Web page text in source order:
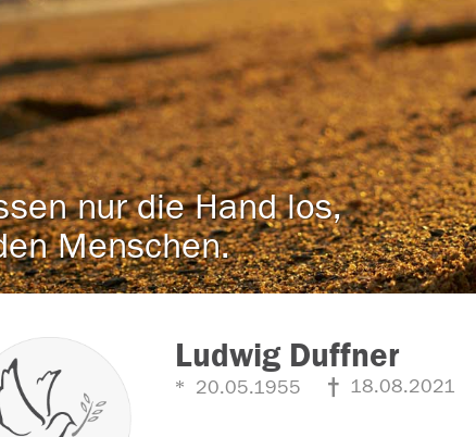
nur die Hand los,
Menschen.
Ludwig Duffner
20.05.1955 18.08.2021